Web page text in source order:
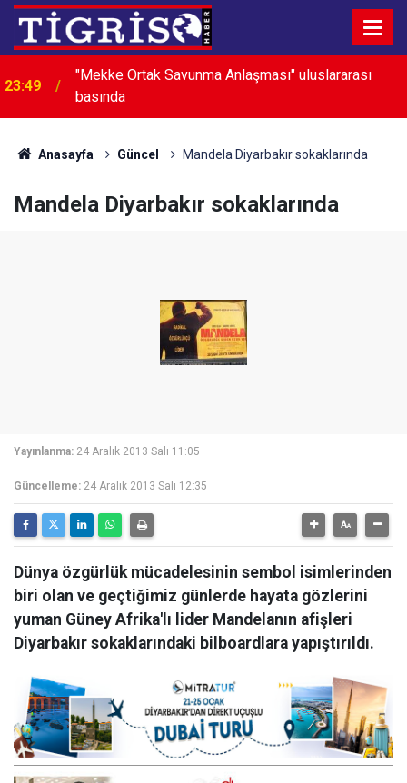
23:49
"Mekke Ortak Savunma Anlaşması" uluslararası
basında
Anasayfa Güncel Mandela Diyarbakır sokaklarında
Mandela Diyarbakır sokaklarında
Yayınlanma: 24 Aralık 2013 Salı 11:05
Güncelleme: 24 Aralık 2013 Salı 12:35
Dünya özgürlük mücadelesinin sembol isimlerinden
biri olan ve geçtiğimiz günlerde hayata gözlerini
yuman Güney Afrika'lı lider Mandelanın afişleri
Diyarbakır sokaklarındaki bilboardlara yapıştırıldı.